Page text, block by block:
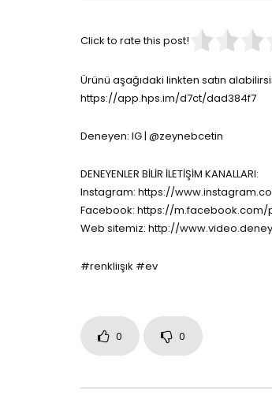
Click to rate this post!
Ürünü aşağıdaki linkten satın
https://app.hps.im/d7ct/dad384f7
Deneyen: IG | @zeynebcetin
DENEYENLER BİLİR İLETİŞİM KANALLARI:
Instagram: https://
Facebook: https://
Web sitemiz: http://
#renkliışık #ev
0 0